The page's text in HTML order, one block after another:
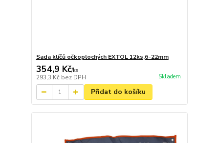
Sada klíčů očkoplochých EXTOL 12ks,6-22mm
354,9 Kč/ks
293,3 Kč bez DPH Skladem
Přidat do košíku